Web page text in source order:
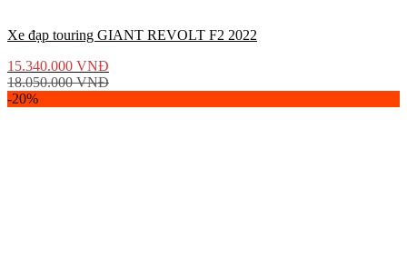
Xe đạp touring GIANT REVOLT F2 2022
15.340.000 VNĐ
18.050.000VNĐ
-20%